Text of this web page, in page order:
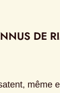
DE
même